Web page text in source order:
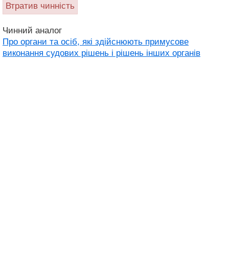
Втратив чинність
Чинний аналог
Про органи та осіб, які здійснюють примусове
виконання судових рішень і рішень інших органів